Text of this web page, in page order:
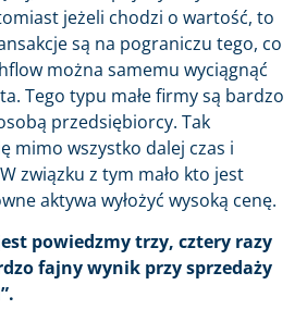
jeżeli chodzi o wartość, to
są na pograniczu tego, co
można samemu wyciągnąć
Tego typu małe firmy są bardzo
przedsiębiorcy. Tak
mimo wszystko dalej czas i
związku z tym mało kto jest
aktywa wyłożyć wysoką cenę.
powiedzmy trzy, cztery razy
fajny wynik przy sprzedaży